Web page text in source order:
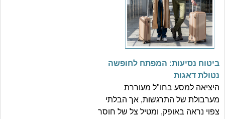
ביטוח נסיעות: המפתח לחופשה
נטולת דאגות
היציאה למסע בחו"ל מעוררת
מערבולת של התרגשות, אך הבלתי
צפוי נראה באופק, ומטיל צל של חוסר